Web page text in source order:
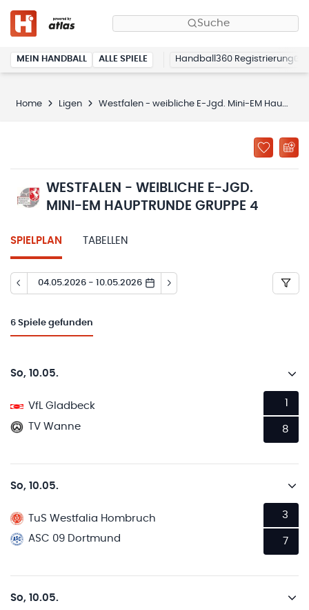
Suche
MEIN HANDBALL ALLE SPIELE Handball360 Registrierung
Home Ligen Westfalen - weibliche E-Jgd. Mini-EM Hauptrunde Gruppe 4
WESTFALEN - WEIBLICHE E-JGD.
MINI-EM HAUPTRUNDE GRUPPE 4
SPIELPLAN TABELLEN
04.05.2026 - 10.05.2026
6 Spiele gefunden
So, 10.05.
VfL Gladbeck
TV Wanne
8
So, 10.05.
TuS Westfalia Hombruch
ASC 09 Dortmund
3
7
So, 10.05.